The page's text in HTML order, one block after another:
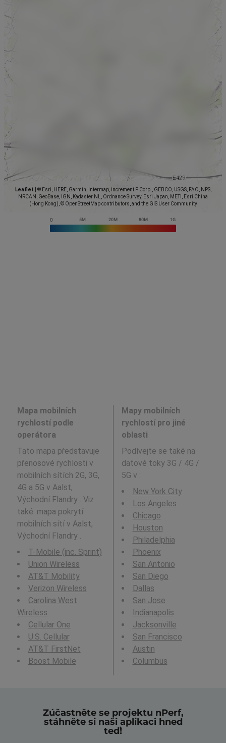
Leaflet
© Esri, HERE, Garmin, Intermap, increment P Corp., GEBCO, USGS, FAO, NPS,
NRCAN, GeoBase, IGN, Kadaster NL, Ordnance Survey, Esri Japan, METI, Esri China
(Hong Kong), © OpenStreetMap contributors, and the GIS User Community
Mapa mobilních
rychlostí podle
operátora
Tato mapa představuje
přenosové rychlosti v
mobilních sítích 2G, 3G,
4G a 5G v Aalst,
Východní Flandry . Viz
také: mapa pokrytí
mobilních sítí v Aalst,
Východní Flandry .
T-Mobile (inc. Sprint)
Union Wireless
AT&T Mobility
Verizon Wireless
Carolina West
Wireless
Cellular One
U.S. Cellular
AT&T FirstNet
Boost Mobile
Mapy mobilních
rychlostí pro jiné
oblasti
Podívejte se také na
datové toky 3G / 4G /
5G v :
New York City
Los Angeles
Chicago
Houston
Philadelphia
Phoenix
San Antonio
San Diego
Dallas
San Jose
Indianapolis
Jacksonville
San Francisco
Austin
Columbus
Zúčastněte se projektu nPerf,
stáhněte si naši aplikaci hned
teď!